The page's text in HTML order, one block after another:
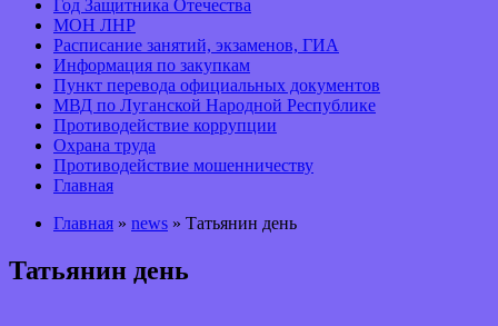
Год Защитника Отечества
МОН ЛНР
Расписание занятий, экзаменов, ГИА
Информация по закупкам
Пункт перевода официальных документов
МВД по Луганской Народной Республике
Противодействие коррупции
Охрана труда
Противодействие мошенничеству
Главная
Главная » news » Татьянин день
Татьянин день